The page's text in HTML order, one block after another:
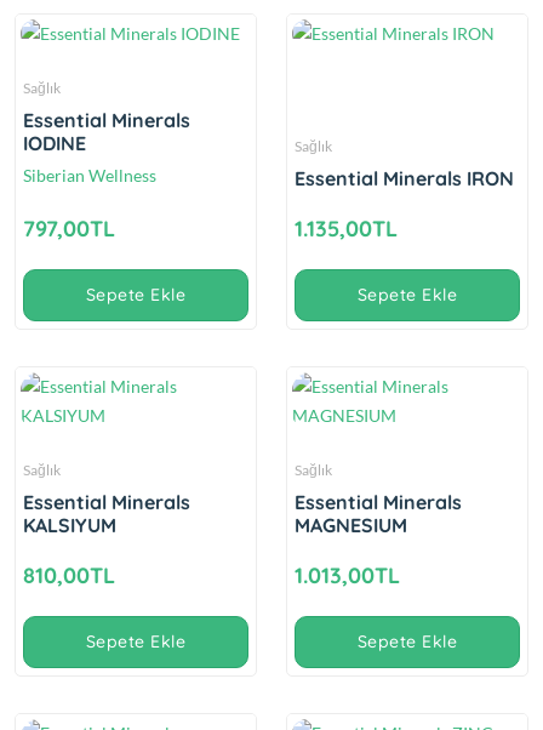
Sağlık
Essential Minerals
IODINE
Siberian Wellness
797,00TL
Sepete Ekle
Sağlık
Essential Minerals IRON
1.135,00TL
Sepete Ekle
Sağlık
Essential Minerals
KALSIYUM
810,00TL
Sepete Ekle
Sağlık
Essential Minerals
MAGNESIUM
1.013,00TL
Sepete Ekle